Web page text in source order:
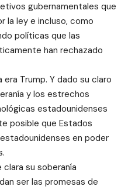
gubernamentales que
la ley e incluso, como
políticas que las
han rechazado
Trump. Y dado su claro
y los estrechos
estadounidenses
posible que Estados
en poder
su soberanía
ser las promesas de